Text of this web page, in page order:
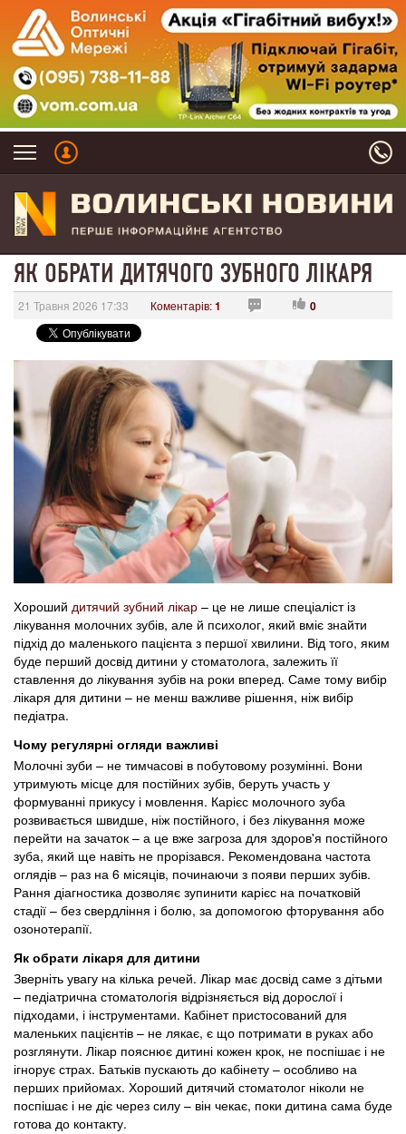
ЯК ОБРАТИ ДИТЯЧОГО ЗУБНОГО ЛІКАРЯ
21 Травня 2026 17:33 Коментарів:1 0
Хороший дитячий зубний лікар – це не лише спеціаліст із
лікування молочних зубів, але й психолог, який вміє знайти
підхід до маленького пацієнта з першої хвилини. Від того, яким
буде перший досвід дитини у стоматолога, залежить її
ставлення до лікування зубів на роки вперед. Саме тому вибір
лікаря для дитини – не менш важливе рішення, ніж вибір
педіатра.
Чому регулярні огляди важливі
Молочні зуби – не тимчасові в побутовому розумінні. Вони
утримують місце для постійних зубів, беруть участь у
формуванні прикусу і мовлення. Карієс молочного зуба
розвивається швидше, ніж постійного, і без лікування може
перейти на зачаток – а це вже загроза для здоров'я постійного
зуба, який ще навіть не прорізався. Рекомендована частота
оглядів – раз на 6 місяців, починаючи з появи перших зубів.
Рання діагностика дозволяє зупинити карієс на початковій
стадії – без свердління і болю, за допомогою фторування або
озонотерапії.
Як обрати лікаря для дитини
Зверніть увагу на кілька речей. Лікар має досвід саме з дітьми
– педіатрична стоматологія відрізняється від дорослої і
підходами, і інструментами. Кабінет пристосований для
маленьких пацієнтів – не лякає, є що потримати в руках або
розглянути. Лікар пояснює дитині кожен крок, не поспішає і не
ігнорує страх. Батьків пускають до кабінету – особливо на
перших прийомах. Хороший дитячий стоматолог ніколи не
поспішає і не діє через силу – він чекає, поки дитина сама буде
готова до контакту.